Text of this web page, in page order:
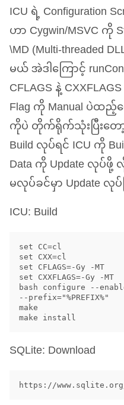
ICUရဲ့ Configuration
ဟာ Cygwin/MSVCကို
\MD(Multi-threaded
မယ် အဲဒါကြောင့်
CFLAGSနဲ့CXXFLAGS
Flag ကို Manual ပဲထည့်ပ
ကိုပဲ တိုက်ရိုက်သုံးပြီးတော့
Build လုပ်ရင်ICUကို
Data ကို Update လုပ်
မလုပ်ခင်မှာ Update လုပ်
ICU: Build
set CC=cl
set CXX=cl
set CFLAGS=-Gy -MT
set CXXFLAGS=-Gy -MT
bash configure --
--prefix="%PREFIX%"
make
SQLite: Download